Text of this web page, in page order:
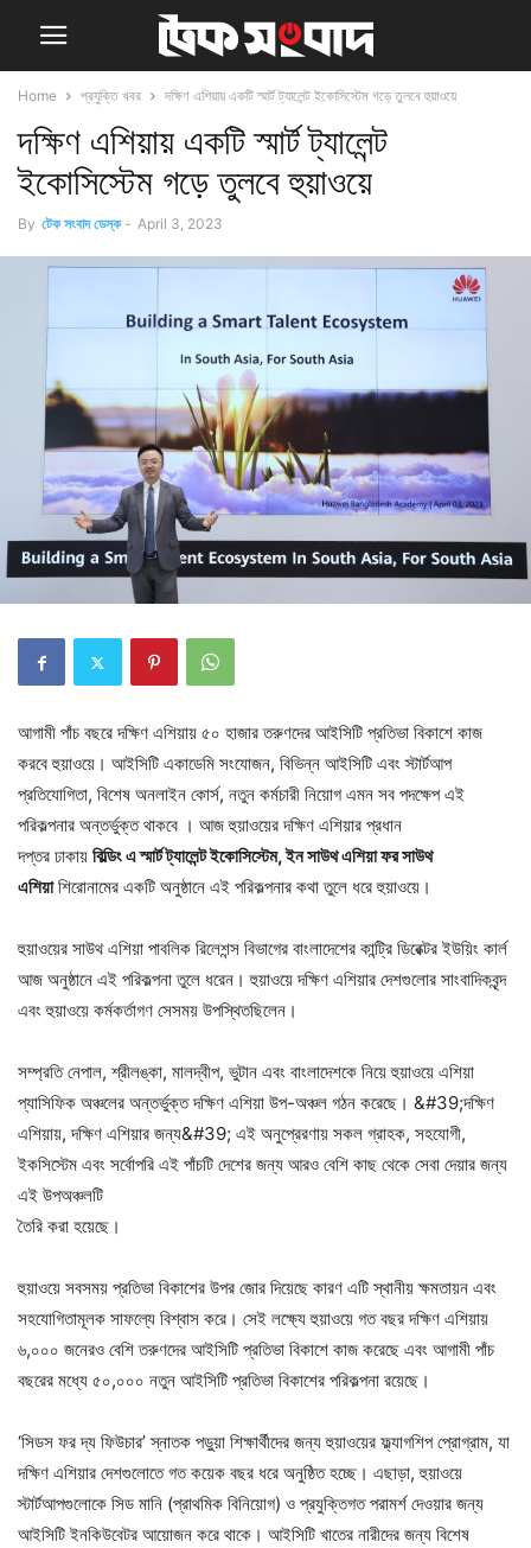
Home প্রযুক্তি খবর দক্ষিণ এশিয়ায় একটি স্মার্ট ট্যালেন্ট ইকোসিস্টেম গড়ে তুলবে হুয়াওয়ে
দক্ষিণ এশিয়ায় একটি স্মার্ট ট্যালেন্ট
ইকোসিস্টেম গড়ে তুলবে হুয়াওয়ে
By টেক সংবাদ ডেস্ক - April 3, 2023
আগামী পাঁচ বছরে দক্ষিণ এশিয়ায় ৫০ হাজার তরুণদের আইসিটি প্রতিভা বিকাশে কাজ
করবে হুয়াওয়ে। আইসিটি একাডেমি সংযোজন, বিভিন্ন আইসিটি এবং স্টার্টআপ
প্রতিযোগিতা, বিশেষ অনলাইন কোর্স, নতুন কর্মচারী নিয়োগ এমন সব পদক্ষেপ এই
পরিকল্পনার অন্তর্ভুক্ত থাকবে । আজ হুয়াওয়ের দক্ষিণ এশিয়ার প্রধান
দপ্তর ঢাকায় বিল্ডিং এ স্মার্ট ট্যালেন্ট ইকোসিস্টেম, ইন সাউথ এশিয়া ফর সাউথ
এশিয়াশিরোনামের একটি অনুষ্ঠানে এই পরিকল্পনার কথা তুলে ধরে হুয়াওয়ে।
হুয়াওয়ের সাউথ এশিয়া পাবলিক রিলেশন্স বিভাগের বাংলাদেশের কান্ট্রি ডিরেক্টর ইউয়িং কার্ল
আজ অনুষ্ঠানে এই পরিকল্পনা তুলে ধরেন। হুয়াওয়ে দক্ষিণ এশিয়ার দেশগুলোর সাংবাদিকবৃন্দ
এবং হুয়াওয়ে কর্মকর্তাগণ সেসময় উপস্থিতছিলেন।
সম্প্রতি নেপাল, শ্রীলঙ্কা, মালদ্বীপ, ভুটান এবং বাংলাদেশকে নিয়ে হুয়াওয়ে এশিয়া
প্যাসিফিক অঞ্চলের অন্তর্ভুক্ত দক্ষিণ এশিয়া উপ-অঞ্চল গঠন করেছে। &#39;দক্ষিণ
এশিয়ায়, দক্ষিণ এশিয়ার জন্য&#39; এই অনুপ্রেরণায় সকল গ্রাহক, সহযোগী,
ইকসিস্টেম এবং সর্বোপরি এই পাঁচটি দেশের জন্য আরও বেশি কাছ থেকে সেবা দেয়ার জন্য
এই উপঅঞ্চলটি
তৈরি করা হয়েছে।
হুয়াওয়ে সবসময় প্রতিভা বিকাশের উপর জোর দিয়েছে কারণ এটি স্থানীয় ক্ষমতায়ন এবং
সহযোগিতামূলক সাফল্যে বিশ্বাস করে। সেই লক্ষ্যে হুয়াওয়ে গত বছর দক্ষিণ এশিয়ায়
৬,০০০ জনেরও বেশি তরুণদের আইসিটি প্রতিভা বিকাশে কাজ করেছে এবং আগামী পাঁচ
বছরের মধ্যে ৫০,০০০ নতুন আইসিটি প্রতিভা বিকাশের পরিকল্পনা রয়েছে।
‘সিডস ফর দ্য ফিউচার’ স্নাতক পড়ুয়া শিক্ষার্থীদের জন্য হুয়াওয়ের ফ্ল্যাগশিপ প্রোগ্রাম, যা
দক্ষিণ এশিয়ার দেশগুলোতে গত কয়েক বছর ধরে অনুষ্ঠিত হচ্ছে। এছাড়া, হুয়াওয়ে
স্টার্টআপগুলোকে সিড মানি (প্রাথমিক বিনিয়োগ) ও প্রযুক্তিগত পরামর্শ দেওয়ার জন্য
আইসিটি ইনকিউবেটর আয়োজন করে থাকে। আইসিটি খাতের নারীদের জন্য বিশেষ